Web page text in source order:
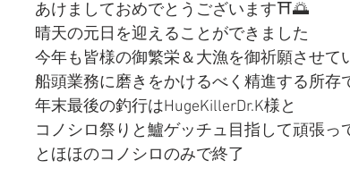
あけましておめでとうございます⛩🌅
晴天の元日を迎えることができました
今年も皆様の御繁栄＆大漁を御祈願させて
船頭業務に磨きをかけるべく精進する所存
年末最後の釣行はHugeKillerDr.K様と
コノシロ祭りと鱸ゲッチュ目指して頑張っ
とほほのコノシロのみで終了